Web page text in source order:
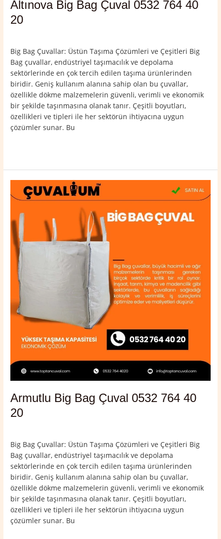
Altınova Big Bag Çuval 0532 764 40
20
Big Bag Çuvallar: Üstün Taşıma Çözümleri ve Çeşitleri Big
Bag çuvallar, endüstriyel taşımacılık ve depolama
sektörlerinde en çok tercih edilen taşıma ürünlerinden
biridir. Geniş kullanım alanına sahip olan bu çuvallar,
özellikle dökme malzemelerin güvenli, verimli ve ekonomik
bir şekilde taşınmasına olanak tanır. Çeşitli boyutları,
özellikleri ve tipleri ile her sektörün ihtiyacına uygun
çözümler sunar. Bu
Armutlu Big Bag Çuval 0532 764 40
20
Big Bag Çuvallar: Üstün Taşıma Çözümleri ve Çeşitleri Big
Bag çuvallar, endüstriyel taşımacılık ve depolama
sektörlerinde en çok tercih edilen taşıma ürünlerinden
biridir. Geniş kullanım alanına sahip olan bu çuvallar,
özellikle dökme malzemelerin güvenli, verimli ve ekonomik
bir şekilde taşınmasına olanak tanır. Çeşitli boyutları,
özellikleri ve tipleri ile her sektörün ihtiyacına uygun
çözümler sunar. Bu
Armutlu
Big
Çuval
0532
764
40
20